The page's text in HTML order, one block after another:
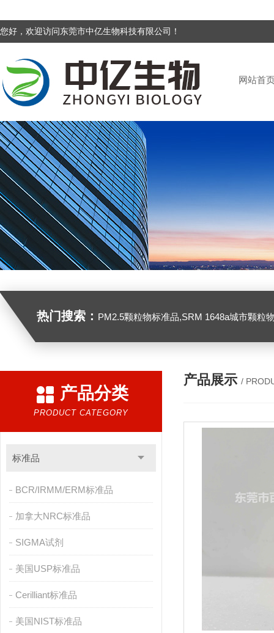
您好，欢迎访问东莞市中亿生物科技有限公司！
网站首
热门搜索： PM2.5颗粒物标准品,SRM 1648a城市颗粒物,SRM 1649B
产品分类
PRODUCT CATEGORY
标准品
BCR/IRMM/ERM标准品
加拿大NRC标准品
SIGMA试剂
美国USP标准品
Cerilliant标准品
美国NIST标准品
产品展示 /